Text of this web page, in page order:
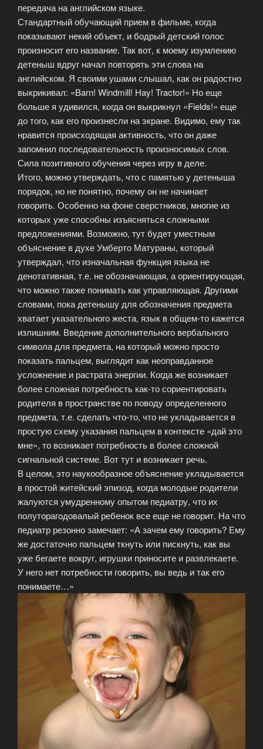
передача на английском языке.
Стандартный обучающий прием в фильме, когда
показывают некий объект, и бодрый детский голос
произносит его название. Так вот, к моему изумлению
детеныш вдруг начал повторять эти слова на
английском. Я своими ушами слышал, как он радостно
выкрикивал: «Barn! Windmill! Hay! Tractor!» Но еще
больше я удивился, когда он выкрикнул «Fields!» еще
до того, как его произнесли на экране. Видимо, ему так
нравится происходящая активность, что он даже
запомнил последовательность произносимых слов.
Сила позитивного обучения через игру в деле.
Итого, можно утверждать, что с памятью у детеныша
порядок, но не понятно, почему он не начинает
говорить. Особенно на фоне сверстников, многие из
которых уже способны изъясняться сложными
предложениями. Возможно, тут будет уместным
объяснение в духе Умберто Матураны, который
утверждал, что изначальная функция языка не
денотативная, т.е. не обозначающая, а ориентирующая,
что можно также понимать как управляющая. Другими
словами, пока детенышу для обозначения предмета
хватает указательного жеста, язык в общем-то кажется
излишним. Введение дополнительного вербального
символа для предмета, на который можно просто
показать пальцем, выглядит как неоправданное
усложнение и растрата энергии. Когда же возникает
более сложная потребность как-то сориентировать
родителя в пространстве по поводу определенного
предмета, т.е. сделать что-то, что не укладывается в
простую схему указания пальцем в контексте «дай это
мне», то возникает потребность в более сложной
сигнальной системе. Вот тут и возникает речь.
В целом, это наукообразное объяснение укладывается
в простой житейский эпизод, когда молодые родители
жалуются умудренному опытом педиатру, что их
полуторагодовалый ребенок все еще не говорит. На что
педиатр резонно замечает: «А зачем ему говорить? Ему
же достаточно пальцем ткнуть или пискнуть, как вы
уже бегаете вокруг, игрушки приносите и развлекаете.
У него нет потребности говорить, вы ведь и так его
понимаете…»